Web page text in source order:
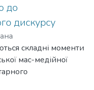
до
дискурсу
складні моменти
мас-медійної
дискурсу, коли в